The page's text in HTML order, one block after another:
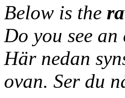
Below is the
Do you see
Här nedan
ovan. Ser du